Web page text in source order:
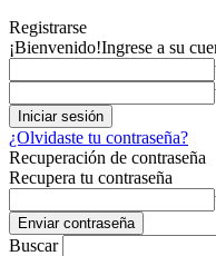
Registrarse
¡Bienvenido!Ingrese a su
¿Olvidaste tu contraseña?
Recuperación de contraseña
Recupera tu contraseña
Buscar